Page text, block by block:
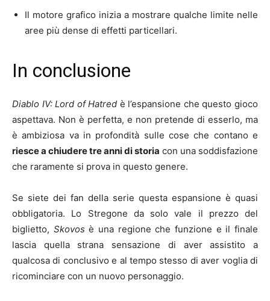
Il motore grafico inizia a mostrare qualche limite nelle
aree più dense di effetti particellari.
In conclusione
Diablo IV: Lord of Hatred è l’espansione che questo gioco
aspettava. Non è perfetta, e non pretende di esserlo, ma
è ambiziosa va in profondità sulle cose che contano e
riesce a chiudere tre anni di storia con una soddisfazione
che raramente si prova in questo genere.
Se siete dei fan della serie questa espansione è quasi
obbligatoria. Lo Stregone da solo vale il prezzo del
biglietto, Skovos è una regione che funzione e il finale
lascia quella strana sensazione di aver assistito a
qualcosa di conclusivo e al tempo stesso di aver voglia di
ricominciare con un nuovo personaggio.